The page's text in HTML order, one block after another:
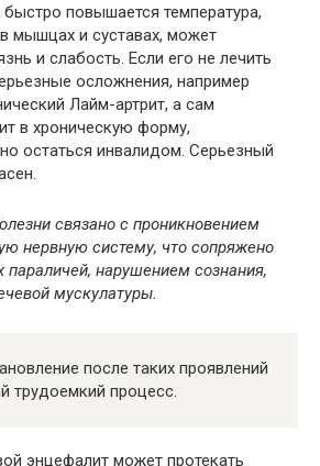
повышается температура,
мышцах и суставах, может
и слабость. Если его не лечить
осложнения, например
Лайм-артрит, а сам
в хроническую форму,
остаться инвалидом. Серьезный
связано с проникновением
нервную систему, что сопряжено
нарушением сознания,
мускулатуры.
после таких проявлений
трудоемкий процесс.
энцефалит может протекать